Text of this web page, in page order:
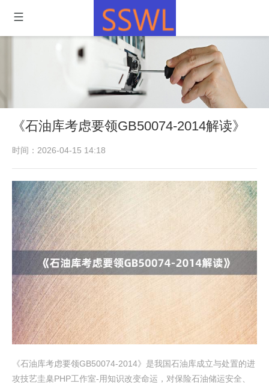
《石油库考虑要领GB50074-2014解读》
时间：2026-04-15 14:18
《石油库考虑要领GB50074-2014》是我国石油库成立与处置的进
攻技艺圭臬PHP工作室-用知识改变命运，对保险石油储运安全、